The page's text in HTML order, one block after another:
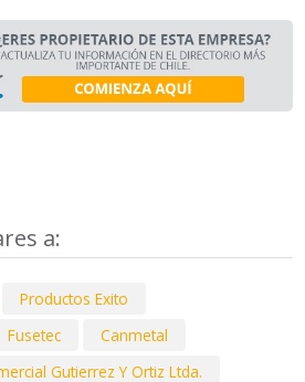
a:
Productos Exito
Fusetec
Canmetal
Gutierrez Y Ortiz Ltda.